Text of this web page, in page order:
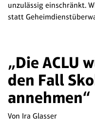
unzulässig einschränkt.
statt
„Die ACLU
den Fall
annehmen“
Von Ira Glasser